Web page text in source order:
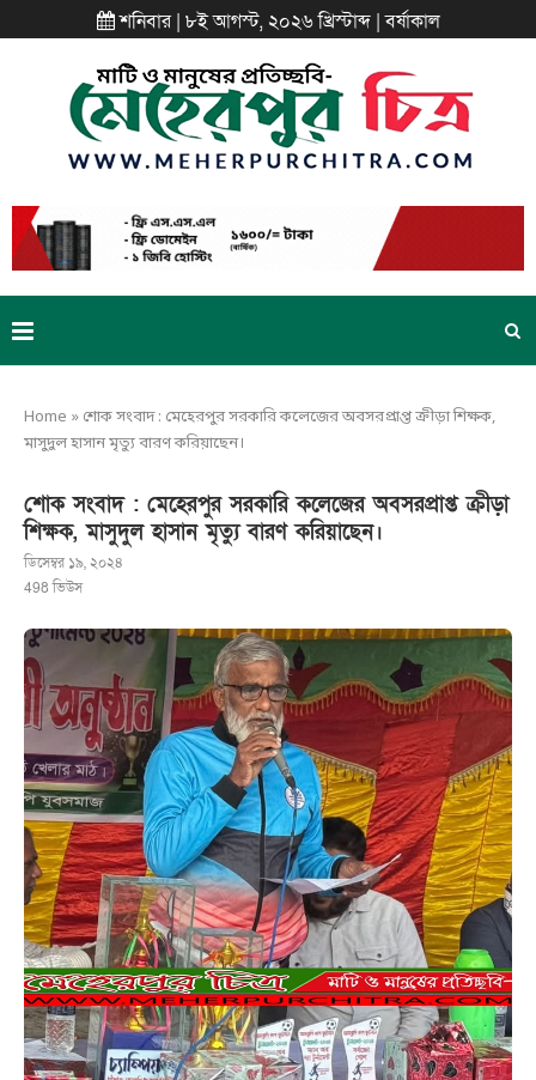
শনিবার | ৮ই আগস্ট, ২০২৬ খ্রিস্টাব্দ | বর্ষাকাল
Home » শোক সংবাদ : মেহেরপুর সরকারি কলেজের অবসরপ্রাপ্ত ক্রীড়া শিক্ষক,
মাসুদুল হাসান মৃত্যু বারণ করিয়াছেন।
শোক সংবাদ : মেহেরপুর সরকারি কলেজের অবসরপ্রাপ্ত ক্রীড়া
শিক্ষক, মাসুদুল হাসান মৃত্যু বারণ করিয়াছেন।
ডিসেম্বর ১৯, ২০২৪
498ভিউস